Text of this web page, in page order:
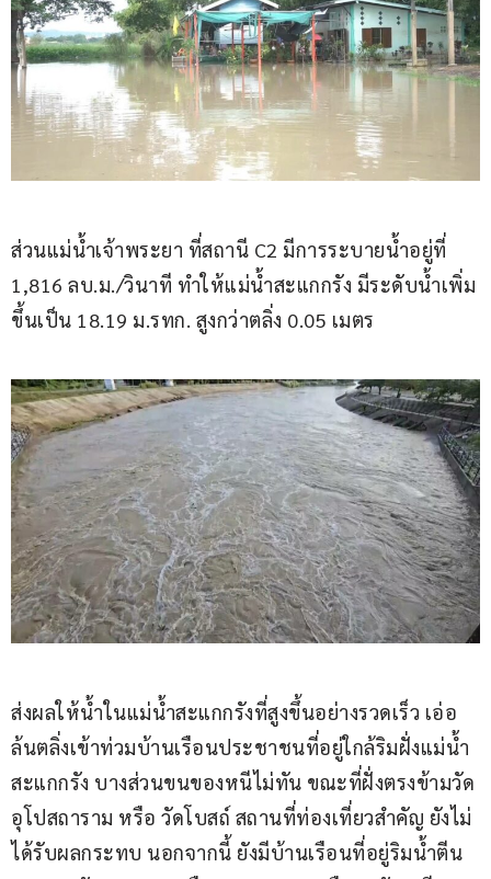
ส่วนแม่น้ำเจ้าพระยา​ ที่สถานี C2 มีการระบายน้ำอยู่ที่
1,816 ลบ.ม./วินาที​ ทำให้แม่น้ำสะแกกรัง มีระดับน้ำเพิ่ม
ขึ้นเป็น 18.19 ม.รทก. สูงกว่าตลิ่ง 0.05 เมตร
ส่งผลให้น้ำในแม่น้ำสะแกกรังที่สูงขึ้นอย่างรวดเร็ว เอ่อ
ล้นตลิ่งเข้าท่วมบ้านเรือนประชาชนที่อยู่ใกล้ริมฝั่งแม่น้ำ
สะแกกรัง บางส่วนขนของหนีไม่ทัน ขณะที่ฝั่งตรงข้ามวัด
อุโปสถาราม หรือ วัดโบสถ์​ สถานที่ท่องเที่ยว​สำคัญ​ ยังไม่
ได้รับผลกระทบ นอกจากนี้ ยังมีบ้านเรือนที่อยู่ริมน้ำตีน